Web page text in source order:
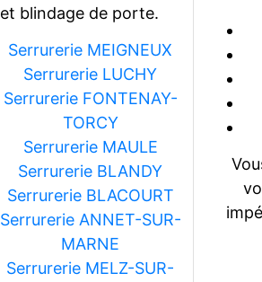
et blindage de porte.
Serrurerie MEIGNEUX
Serrurerie LUCHY
Serrurerie FONTENAY-
TORCY
Serrurerie MAULE
Serrurerie BLANDY
Serrurerie BLACOURT
Serrurerie ANNET-SUR-
MARNE
Serrurerie MELZ-SUR-